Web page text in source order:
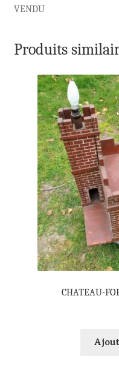
VENDU
Produits
CHATEAU-